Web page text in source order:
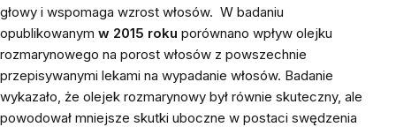
głowy i wspomaga wzrost włosów. W badaniu
opublikowanym w 2015 roku porównano wpływ olejku
rozmarynowego na porost włosów z powszechnie
przepisywanymi lekami na wypadanie włosów. Badanie
wykazało, że olejek rozmarynowy był równie skuteczny, ale
powodował mniejsze skutki uboczne w postaci swędzenia